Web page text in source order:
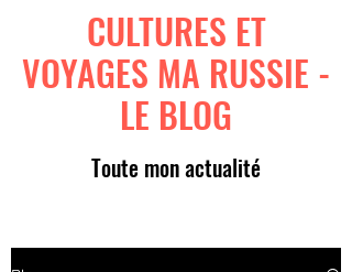
CULTURES ET
VOYAGES MA RUSSIE -
LE BLOG
Toute mon actualité